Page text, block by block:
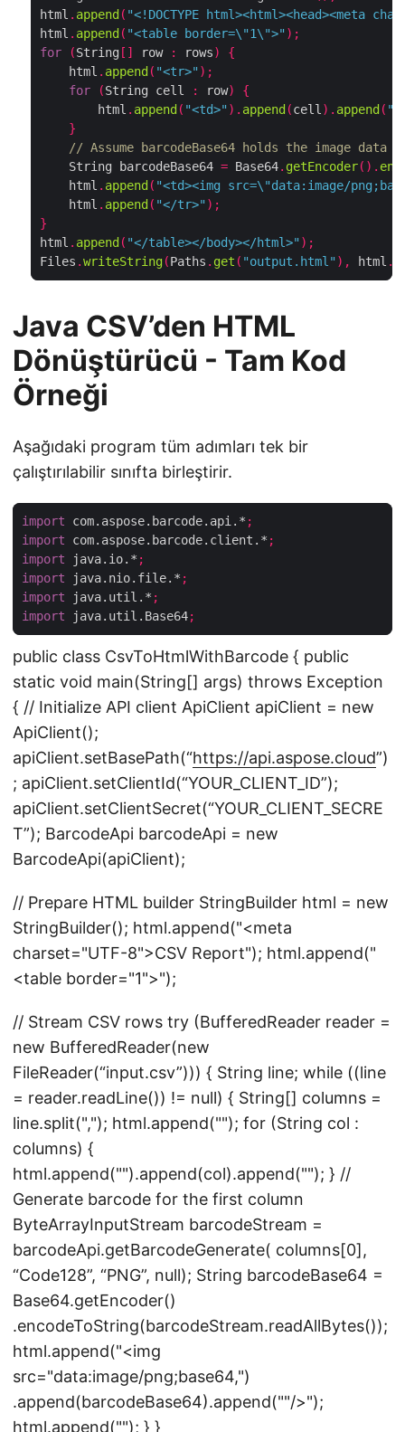
html . append ( "<!DOCTYPE html><html><head><meta
html . append ( "<table border=\"1\">" );
for
(String [] row : rows)
{
    html
. append ( "<tr>" );
for
(String cell : row)
{
        html
. append ( "<td>" ). append (cell ). append (
}
// Assume barcodeBase64 holds the image
    String barcodeBase64
= Base64. getEncoder().
    html
. append ( "<td><img src=\"data:image/
    html
. append ( "</tr>" );
}
html . append ( "</table></body></html>" );
Files .writeString(Paths . get ( "output.html" ), html .
Java CSV’den HTML
Dönüştürücü - Tam Kod
Örneği
Aşağıdaki program tüm adımları tek bir
çalıştırılabilir sınıfta birleştirir.
import com.aspose.barcode.api.* ;
import com.aspose.barcode.client.* ;
import java.io.* ;
import java.nio.file.* ;
import java.util.* ;
import java.util.Base64;
public class CsvToHtmlWithBarcode { public
static void main(String[] args) throws Exception
{ // Initialize API client ApiClient apiClient = new
ApiClient();
apiClient.setBasePath(“https://api.aspose.cloud”)
; apiClient.setClientId(“YOUR_CLIENT_ID”);
apiClient.setClientSecret(“YOUR_CLIENT_SECRE
T”); BarcodeApi barcodeApi = new
BarcodeApi(apiClient);
// Prepare HTML builder StringBuilder html = new
StringBuilder(); html.append("<meta
charset="UTF-8">CSV Report"); html.append("
<table border="1">");
// Stream CSV rows try (BufferedReader reader =
new BufferedReader(new
FileReader(“input.csv”))) { String line; while ((line
= reader.readLine()) != null) { String[] columns =
line.split(","); html.append(""); for (String col :
columns) {
html.append("").append(col).append(""); } //
Generate barcode for the first column
ByteArrayInputStream barcodeStream =
barcodeApi.getBarcodeGenerate( columns[0],
“Code128”, “PNG”, null); String barcodeBase64 =
Base64.getEncoder()
.encodeToString(barcodeStream.readAllBytes());
html.append("<img
src="data:image/png;base64,")
.append(barcodeBase64).append(""/>");
html.append(""); } }